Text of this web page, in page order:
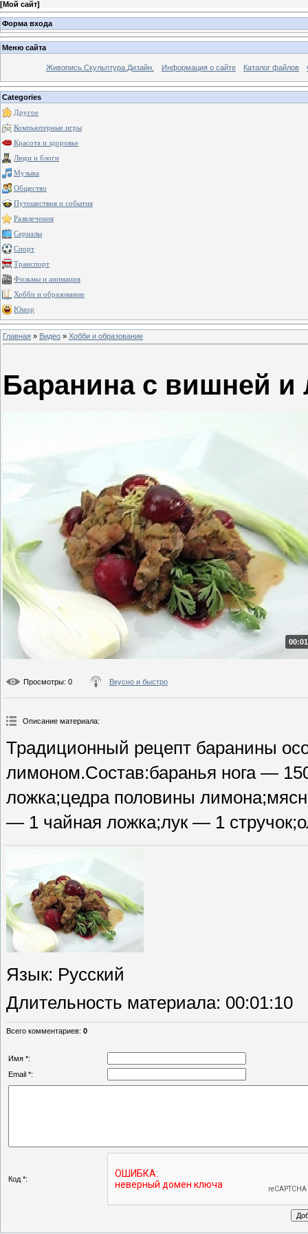
[Мой сайт]
Форма входа
Меню сайта
Живопись.Скульптура.Дизайн. Информация о сайте Каталог файлов
Categories
Другое
Компьютерные игры
Красота и здоровье
Люди и блоги
Музыка
Общество
Путешествия и события
Развлечения
Сериалы
Спорт
Транспорт
Фильмы и анимация
Хобби и образование
Юмор
Главная » Видео » Хобби и образование
Баранина с вишней
Просмотры: 0 Вкусно и быстро
Описание материала:
Традиционный рецепт баранины
лимоном.Состав:баранья нога —
ложка;цедра половины
— 1 чайная ложка;лук — 1
Язык: Русский
Длительность материала: 00:01:10
Всего комментариев: 0
Имя *:
Email *:
Код *: